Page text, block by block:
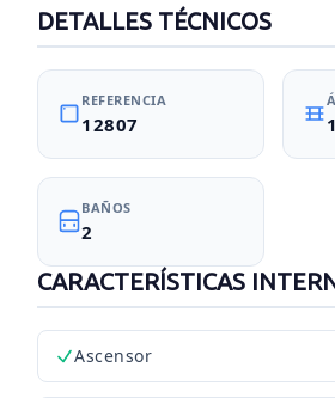
DETALLES TÉCNICOS
REFERENCIA
12807
BAÑOS
2
CARACTERÍSTICAS
Ascensor